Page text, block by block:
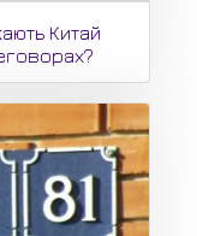
Китай